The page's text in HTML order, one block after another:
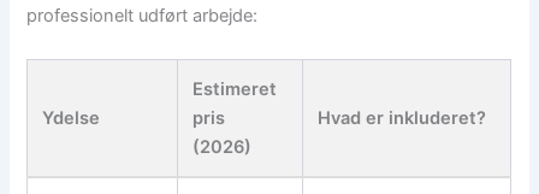
professionelt udført arbejde:
Ydelse
Estimeret
pris
(2026)
Hvad er inkluderet?